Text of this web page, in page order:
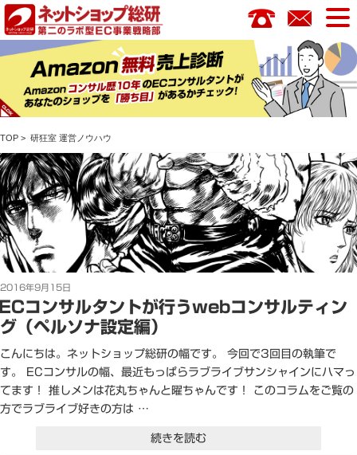
コ
ン
へ
キ
ッ
プ
TOP > 研狂室 運営ノウハウ
投
稿
日:
2016年9月15日
コンサルタントが行うwebコンサルティン
グ（ペルソナ設定編）
こんにちは。ネットショップ総研の幅です。 今回で3回目の執筆で
す。 ECコンサルの幅、最近もっぱらラブライブサンシャインにハマっ
てます！ 推しメンは花丸ちゃんと曜ちゃんです！ このコラムをご覧の
方でラブライブ好きの方は …
“EC
続きを読む